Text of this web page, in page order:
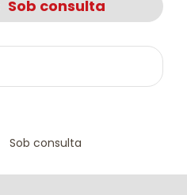
Sob consulta
Sob consulta